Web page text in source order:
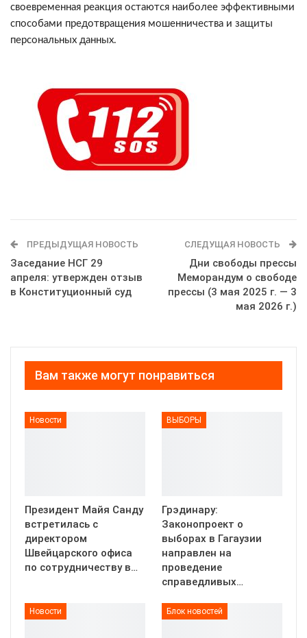
своевременная реакция остаются наиболее эффективными
способами предотвращения мошенничества и защиты
персональных данных.
ПРЕДЫДУЩАЯ НОВОСТЬ
Заседание НСГ 29
апреля: утвержден отзыв
в Конституционный суд
СЛЕДУЩАЯ НОВОСТЬ
Дни свободы прессы
Меморандум о свободе
прессы (3 мая 2025 г. — 3
мая 2026 г.)
Вам также могут понравиться
Новости
Президент Майя Санду
встретилась с
директором
Швейцарского офиса
по сотрудничеству в…
ВЫБОРЫ
Грэдинару:
Законопроект о
выборах в Гагаузии
направлен на
проведение
справедливых…
Новости Блок новостей